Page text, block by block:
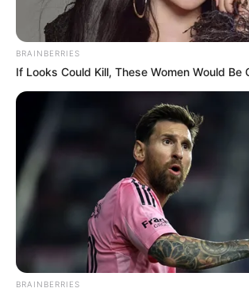
BRAINBERRIES
If Looks Could Kill, These Women Would Be
BRAINBERRIES